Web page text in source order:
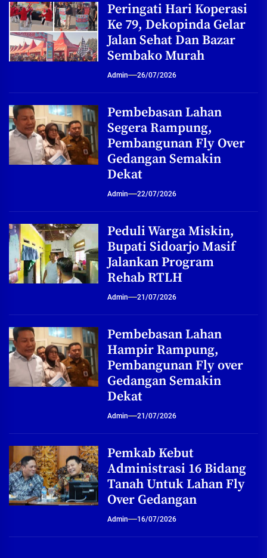
Peringati Hari Koperasi
Ke 79, Dekopinda Gelar
Jalan Sehat Dan Bazar
Sembako Murah
Admin 26/07/2026
Pembebasan Lahan
Segera Rampung,
Pembangunan Fly Over
Gedangan Semakin
Dekat
Admin 22/07/2026
Peduli Warga Miskin,
Bupati Sidoarjo Masif
Jalankan Program
Rehab RTLH
Admin 21/07/2026
Pembebasan Lahan
Hampir Rampung,
Pembangunan Fly over
Gedangan Semakin
Dekat
Admin 21/07/2026
Pemkab Kebut
Administrasi 16 Bidang
Tanah Untuk Lahan Fly
Over Gedangan
Admin 16/07/2026